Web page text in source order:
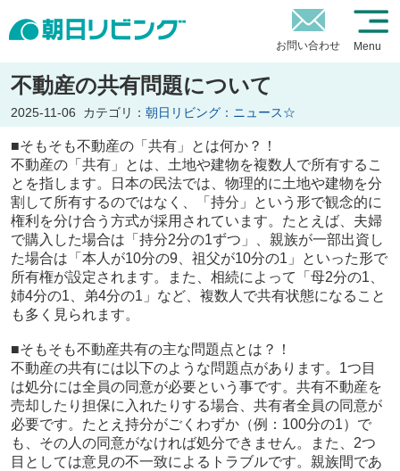
お問い合わせ Menu
不動産の共有問題について
2025-11-06 カテゴリ： 朝日リビング：ニュース☆
■そもそも不動産の「共有」とは何か？！
不動産の「共有」とは、土地や建物を複数人で所有するこ
とを指します。日本の民法では、物理的に土地や建物を分
割して所有するのではなく、「持分」という形で観念的に
権利を分け合う方式が採用されています。たとえば、夫婦
で購入した場合は「持分2分の1ずつ」、親族が一部出資し
た場合は「本人が10分の9、祖父が10分の1」といった形で
所有権が設定されます。また、相続によって「母2分の1、
姉4分の1、弟4分の1」など、複数人で共有状態になること
も多く見られます。
■そもそも不動産共有の主な問題点とは？！
不動産の共有には以下のような問題点があります。1つ目
は処分には全員の同意が必要という事です。共有不動産を
売却したり担保に入れたりする場合、共有者全員の同意が
必要です。たとえ持分がごくわずか（例：100分の1）で
も、その人の同意がなければ処分できません。また、2つ
目としては意見の不一致によるトラブルです。親族間であ